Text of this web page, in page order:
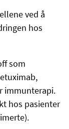
ved å
hos
som
immunterapi.
hos pasienter